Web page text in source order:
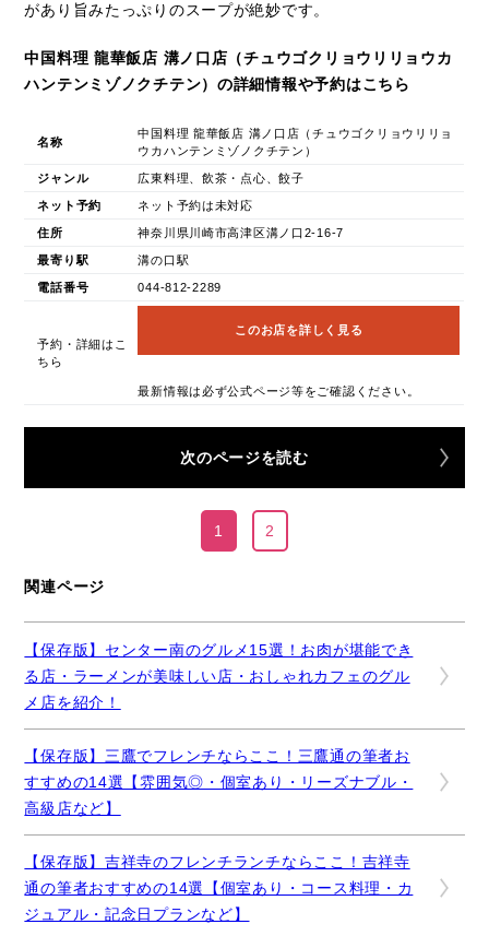
があり旨みたっぷりのスープが絶妙です。
中国料理 龍華飯店 溝ノ口店（チュウゴクリョウリリョウカ
ハンテンミゾノクチテン）の詳細情報や予約はこちら
名称
中国料理 龍華飯店 溝ノ口店（チュウゴクリョウリリョ
ウカハンテンミゾノクチテン）
ジャンル 広東料理、飲茶・点心、餃子
ネット予約 ネット予約は未対応
住所 神奈川県川崎市高津区溝ノ口2-16-7
最寄り駅 溝の口駅
電話番号 044-812-2289
予約・詳細はこ
ちら
このお店を詳しく見る
最新情報は必ず公式ページ等をご確認ください。
次のページを読む
1 2
関連ページ
【保存版】センター南のグルメ15選！お肉が堪能でき
る店・ラーメンが美味しい店・おしゃれカフェのグル
メ店を紹介！
【保存版】三鷹でフレンチならここ！三鷹通の筆者お
すすめの14選【雰囲気◎・個室あり・リーズナブル・
高級店など】
【保存版】吉祥寺のフレンチランチならここ！吉祥寺
通の筆者おすすめの14選【個室あり・コース料理・カ
ジュアル・記念日プランなど】